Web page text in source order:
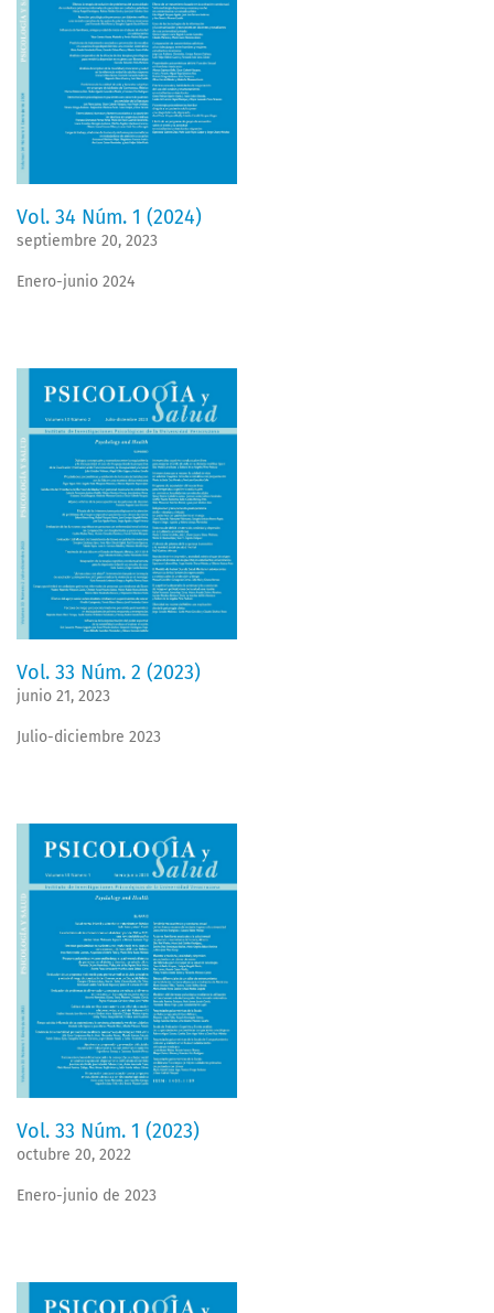
Vol. 34 Núm. 1 (2024)
septiembre 20, 2023
Enero-junio 2024
Vol. 33 Núm. 2 (2023)
junio 21, 2023
Julio-diciembre 2023
Vol. 33 Núm. 1 (2023)
octubre 20, 2022
Enero-junio de 2023